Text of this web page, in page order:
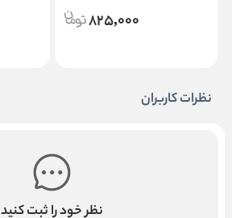
825,000
نظرات کاربران
نظر خود را ثبت کنید